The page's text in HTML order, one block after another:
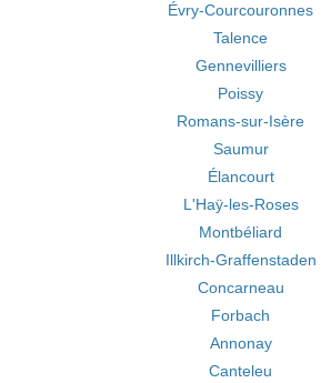
Évry-Courcouronnes
Talence
Gennevilliers
Poissy
Romans-sur-Isère
Saumur
Élancourt
L'Haÿ-les-Roses
Montbéliard
Illkirch-Graffenstaden
Concarneau
Forbach
Annonay
Canteleu